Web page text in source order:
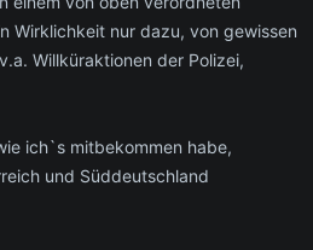
Wirklichkeit nur dazu, von gewissen
Willküraktionen der Polizei,
ich`s mitbekommen habe,
und Süddeutschland